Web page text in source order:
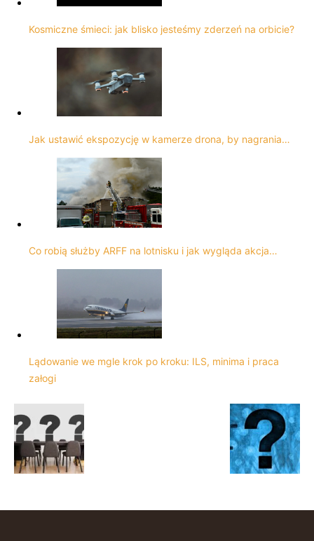
Kosmiczne śmieci: jak blisko jesteśmy zderzeń na orbicie?
Jak ustawić ekspozycję w kamerze drona, by nagrania…
Co robią służby ARFF na lotnisku i jak wygląda akcja…
Lądowanie we mgle krok po kroku: ILS, minima i praca
załogi